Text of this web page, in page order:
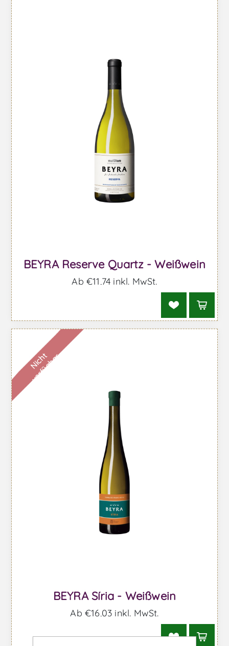
BEYRA Reserve Quartz - Weißwein
Ab €11,74 inkl. MwSt.
N
i
c
h
t
v
e
r
f
ü
g
b
a
r
BEYRA Síria - Weißwein
Ab €16,03 inkl. MwSt.